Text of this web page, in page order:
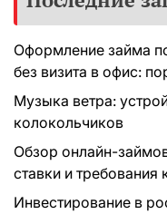
Оформление займа
без визита в офис:
Музыка ветра:
колокольчиков
Обзор онлайн-
ставки и
Инвестирование в